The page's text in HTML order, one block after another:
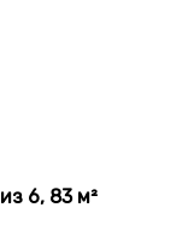
6, 83 м²